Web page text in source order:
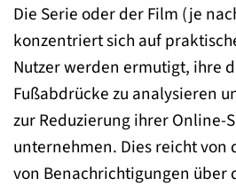
Die Serie oder der Film (je
konzentriert sich auf
Nutzer werden ermutigt, ihre
Fußabdrücke zu analysieren
zur Reduzierung ihrer Online-
unternehmen. Dies reicht von
von Benachrichtigungen über